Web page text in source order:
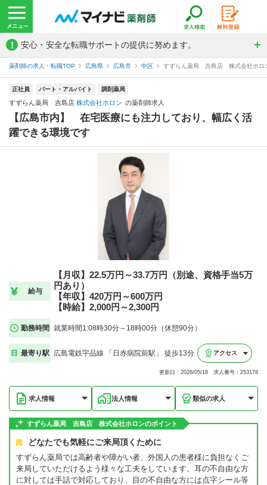
! 安心・安全な転職サポートの提供に努めます。
薬剤師の求人・転職TOP 広島県 広島市 中区 すずらん薬局 吉島店 株式会社ホロ
正社員 パート・アルバイト 調剤薬局
すずらん薬局 吉島店 株式会社ホロン の薬剤師求人
【広島市内】 在宅医療にも注力しており、幅広く活
躍できる環境です
給与
【月収】22.5万円～33.7万円（別途、資格手当5万
円あり）
【年収】420万円～600万円
【時給】2,000円～2,300円
勤務時間 就業時間1:08時30分～18時00分（休憩90分）
最寄り駅 広島電鉄宇品線 「日赤病院前駅」 徒歩13分 アクセス
更新日：2026/05/18 求人番号：253178
求人情報 法人情報 類似の求人
すずらん薬局 吉島店 株式会社ホロンのポイント
どなたでも気軽にご来局頂くために
すずらん薬局では高齢者や障がい者、外国人の患者様に負担なくご
来局していただけるよう様々な工夫をしています。耳の不自由な方
に対しては手話で対応しており、目の不自由な方には点字シール等